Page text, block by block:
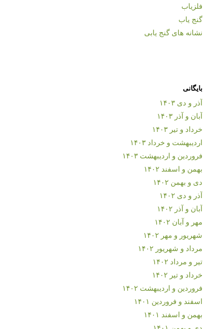
فلزیاب
گنج یاب
نشانه های گنج یابی
بایگانی
آذر و دی ۱۴۰۳
آبان و آذر ۱۴۰۳
خرداد و تیر ۱۴۰۳
اردیبهشت و خرداد ۱۴۰۳
فروردین و اردیبهشت ۱۴۰۳
بهمن و اسفند ۱۴۰۲
دی و بهمن ۱۴۰۲
آذر و دی ۱۴۰۲
آبان و آذر ۱۴۰۲
مهر و آبان ۱۴۰۲
شهریور و مهر ۱۴۰۲
مرداد و شهریور ۱۴۰۲
تیر و مرداد ۱۴۰۲
خرداد و تیر ۱۴۰۲
فروردین و اردیبهشت ۱۴۰۲
اسفند و فروردین ۱۴۰۱
بهمن و اسفند ۱۴۰۱